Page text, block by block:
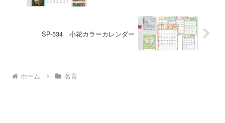
SP-534 小花カラーカレンダー
ホーム 名言